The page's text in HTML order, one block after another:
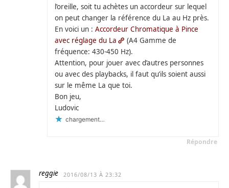
l’oreille, soit tu achètes un accordeur sur lequel
on peut changer la référence du La au Hz près.
En voici un : Accordeur Chromatique à Pince
avec réglage du La
(A4 Gamme de
fréquence: 430-450 Hz).
Attention, pour jouer avec d’autres personnes
ou avec des playbacks, il faut qu’ils soient aussi
sur le même La que toi.
Bon jeu,
Ludovic
chargement…
Répondre
reggie 2016/08/13 À 23:32